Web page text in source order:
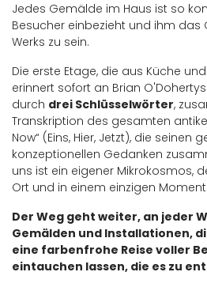
Jedes Gemälde im Haus ist so
Besucher einbezieht und ihm das
Werks zu sein.
Die erste Etage, die aus Küche
erinnert sofort an Brian
durch drei Schlüsselwörter,
Transkription des gesamten
Now“ (Eins, Hier, Jetzt), die seinen
konzeptionellen Gedanken
uns ist ein eigener Mikrokosmos,
Ort und in einem einzigen
Der Weg geht weiter, an jeder
Gemälden und Installationen,
eine farbenfrohe Reise voller
eintauchen lassen, die es zu